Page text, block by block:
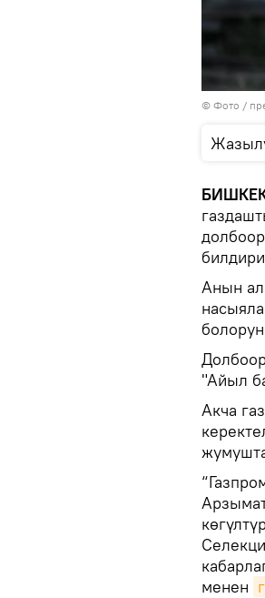
© Фото /
Анын
"Айыл
Акча
менен